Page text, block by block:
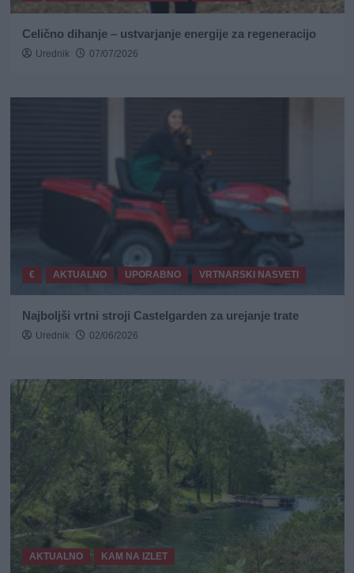
Celično dihanje – ustvarjanje energije za regeneracijo
Urednik 07/07/2026
€ AKTUALNO UPORABNO VRTNARSKI NASVETI
Najboljši vrtni stroji Castelgarden za urejanje trate
Urednik 02/06/2026
AKTUALNO KAM NA IZLET